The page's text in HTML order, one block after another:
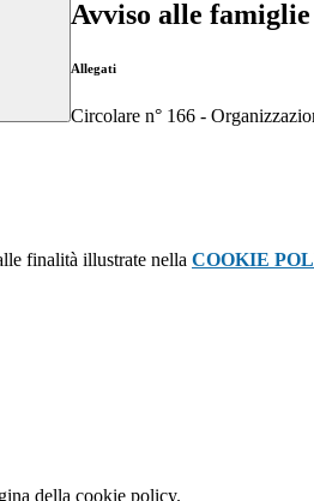
Avviso alle famiglie
Allegati
Circolare n° 166 -
finalità illustrate nella COOKIE
della cookie policy.